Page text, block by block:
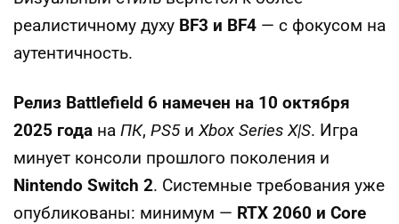
реалистичному духу BF3 и BF4 — с фокусом на
аутентичность.
Релиз Battlefield 6 намечен на 10 октября
2025 года на ПК, PS5иXbox Series X|S. Игра
минует консоли прошлого поколения и
Nintendo Switch 2. Системные требования уже
опубликованы: минимум — RTX 2060 и Core